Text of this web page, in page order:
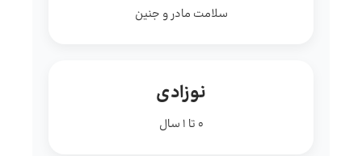
سلامت مادر و جنین
نوزادی
0 تا 1 سال